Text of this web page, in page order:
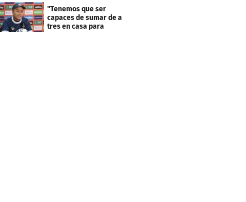
"Tenemos que ser
capaces de sumar de a
tres en casa para